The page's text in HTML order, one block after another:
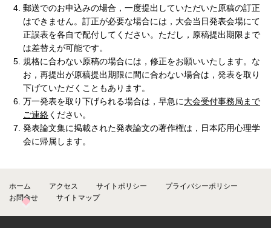
郵送でのお申込みの場合，一度提出していただいた原稿の訂正
はできません。訂正が必要な場合には，大会当日発表会場にて
正誤表を各自で配付してください。ただし，原稿提出期限まで
は差替えが可能です。
規格に合わない原稿の場合には，修正をお願いいたします。な
お，再提出が原稿提出期限に間に合わない場合は，発表を取り
下げていただくこともあります。
万一発表を取り下げられる場合は，早急に大会受付事務局まで
ご連絡ください。
発表論文集に掲載された発表論文の著作権は，日本応用心理学
会に帰属します。
ホーム アクセス サイトポリシー
プライバシーポリシー
お問合せ
サイトマップ